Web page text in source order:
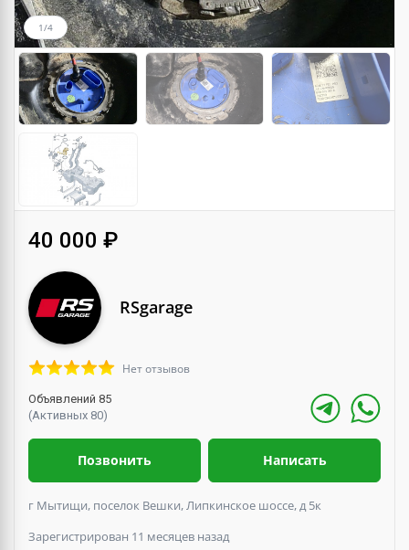
1/4
40 000 ₽
RSgarage
Нет отзывов
Объявлений 85
(Активных 80)
Позвонить Написать
г Мытищи, поселок Вешки, Липкинское шоссе, д 5к
Зарегистрирован 11 месяцев назад